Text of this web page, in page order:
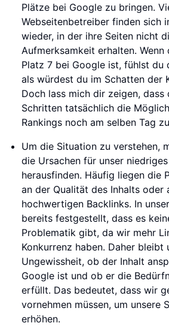
Plätze bei Google zu bringen.
Webseitenbetreiber finden sich
wieder, in der ihre Seiten nicht
Aufmerksamkeit erhalten.
Platz 7 bei Google ist, fühlst du
als würdest du im Schatten der
Doch lass mich dir zeigen,
Schritten tatsächlich die
Rankings noch am selben Tag
Um die Situation zu verstehen,
die Ursachen für unser
herausfinden. Häufig liegen die
an der Qualität des Inhalts oder
hochwertigen Backlinks. In
bereits festgestellt, dass es
Problematik gibt, da wir mehr
Konkurrenz haben. Daher bleibt
Ungewissheit, ob der Inhalt
Google ist und ob er die
erfüllt. Das bedeutet, dass wir
vornehmen müssen, um unsere
erhöhen.